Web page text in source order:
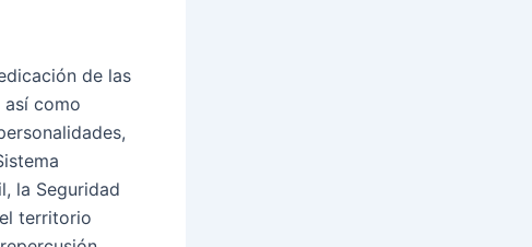
de las
como
la Seguridad
territorio